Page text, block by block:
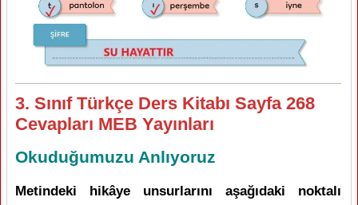
3. Sınıf Türkçe Ders Kitabı Sayfa 268
Cevapları MEB Yayınları
Okuduğumuzu Anlıyoruz
Metindeki hikâye unsurlarını aşağıdaki noktalı